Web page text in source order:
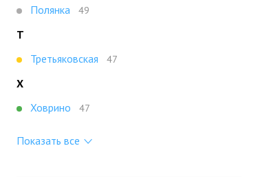
Полянка 49
Т
Третьяковская
47
Х
Ховрино
47
Показать все